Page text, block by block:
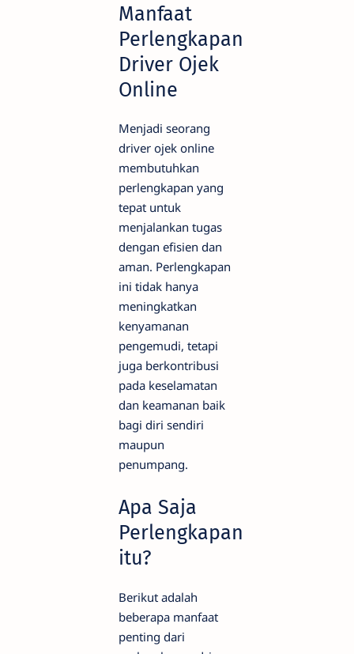
Manfaat
Perlengkapan
Driver Ojek
Online
Menjadi seorang
driver ojek online
membutuhkan
perlengkapan yang
tepat untuk
menjalankan tugas
dengan efisien dan
aman. Perlengkapan
ini tidak hanya
meningkatkan
kenyamanan
pengemudi, tetapi
juga berkontribusi
pada keselamatan
dan keamanan baik
bagi diri sendiri
maupun
penumpang.
Apa Saja
Perlengkapan
itu?
Berikut adalah
beberapa manfaat
penting dari